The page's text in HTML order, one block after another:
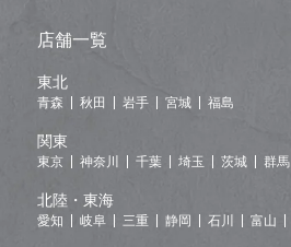
店舗一覧
東北
青森 秋田 岩手 宮城 福島
関東
東京 神奈川 千葉 埼玉 茨城 群馬
北陸・東海
愛知 岐阜 三重 静岡 石川 富山